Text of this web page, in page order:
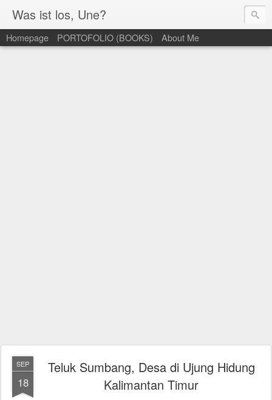
Was ist los, Une?
Homepage PORTOFOLIO (BOOKS) About Me
SEP
18
Teluk Sumbang, Desa di Ujung Hidung
Kalimantan Timur